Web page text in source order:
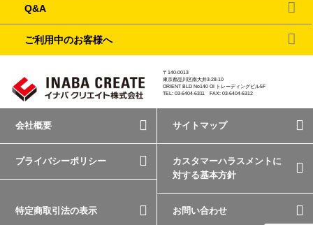
Q&A
ご利用中のお客様へ
〒140-0013
東京都品川区南大井3-28-10
ORIENT BLD No140 OI トレーディングビル5F
TEL: 03-6404-6311 FAX: 03-6404-6312
会社概要 サイトマップ
プライバシーポリシー
カスタマーハラスメントに
対する基本方針
特定商取引法の表示 お問い合わせ